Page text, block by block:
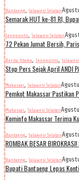
Bantaeng, Sulawesi Selatan
Semarak HUT ke-81 RI,
Jeneponto, Sulawesi Selatan
72 Pekan Jumat Bersih,
Berita Utama, Jeneponto,
Stop Pers Sejak April ANDI
Makassar, Sulawesi Selatan
Pemkot Makassar Pastikan
Makassar, Sulawesi Selatan
Kominfo Makassar Terima
Bantaeng, Sulawesi Selatan
ROMBAK BESAR
Bantaeng, Sulawesi Selatan
Bupati Bantaeng Lepas